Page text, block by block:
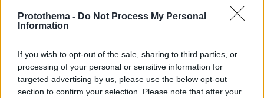
Protothema - Do Not Process My Personal
Information
If you wish to opt-out of the sale, sharing to third parties, or
processing of your personal or sensitive information for
targeted advertising by us, please use the below opt-out
section to confirm your selection. Please note that after your
Στο μικροσκόπιο τα αιολικά πάρκα σε όλη την Ελλάδα
μετά τη μεγάλη φωτιά στη Βοιωτία, εισαγγελική
παραγγελία στη ΔΑΕΕ
Λιμενικό καταδίωξε δύο άνδρες που έκλεβαν ψάρια
από ιχθυοκαλλιέργεια στη Σούδα, κατασχέθηκαν 210
κιλά
πριν 22 λεπτά